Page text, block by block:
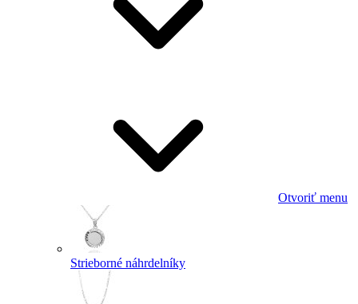
Otvoriť menu
Strieborné náhrdelníky